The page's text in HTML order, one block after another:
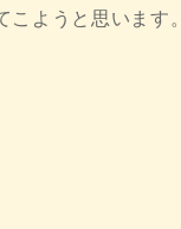
ようと思います。